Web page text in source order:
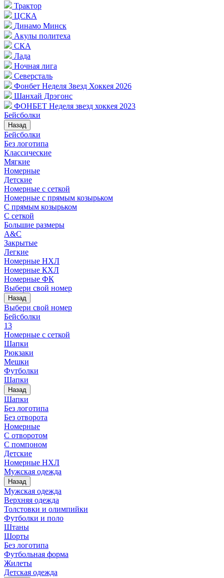
Трактор
ЦСКА
Динамо Минск
Акулы политеха
СКА
Лада
Ночная лига
Северсталь
Фонбет Неделя Звезд Хоккея 2026
Шанхай Дрэгонс
ФОНБЕТ Неделя звезд хоккея 2023
Бейсболки
Назад
Бейсболки
Без логотипа
Классические
Мягкие
Номерные
Детские
Номерные с сеткой
Номерные с прямым козырьком
С прямым козырьком
С сеткой
Большие размеры
A&C
Закрытые
Легкие
Номерные НХЛ
Номерные КХЛ
Номерные ФК
Выбери свой номер
Назад
Выбери свой номер
Бейсболки
13
Номерные с сеткой
Шапки
Рюкзаки
Мешки
Футболки
Шапки
Назад
Шапки
Без логотипа
Без отворота
Номерные
С отворотом
С помпоном
Детские
Номерные НХЛ
Мужская одежда
Назад
Мужская одежда
Верхняя одежда
Толстовки и олимпийки
Футболки и поло
Штаны
Шорты
Без логотипа
Футбольная форма
Жилеты
Детская одежда